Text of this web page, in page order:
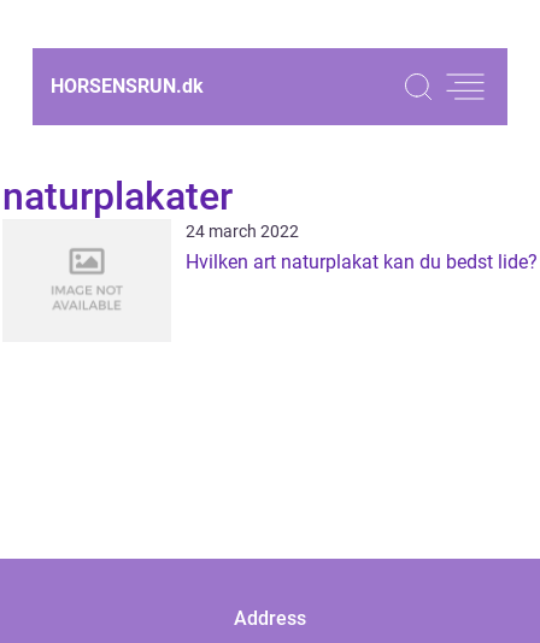
HORSENSRUN.dk
naturplakater
24 march 2022
Hvilken art naturplakat kan du bedst lide?
Address